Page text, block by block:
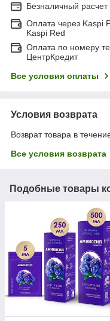
Безналичный
Оплата через Kaspi
Kaspi Red
Оплата по номеру
ЦентрКредит
Все условия оплаты
Условия возврата
Возврат товара в
Все условия возврата
Подобные товары